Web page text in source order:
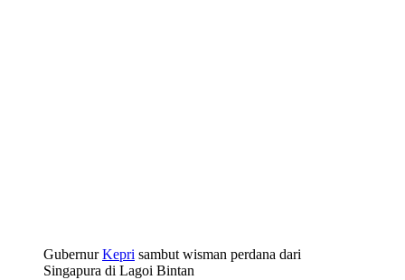
GubernurKepri sambut wisman perdana dari
Singapura di Lagoi Bintan